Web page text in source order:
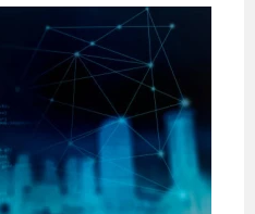
Balıkesir
Bilecik
Bingöl
Bitlis